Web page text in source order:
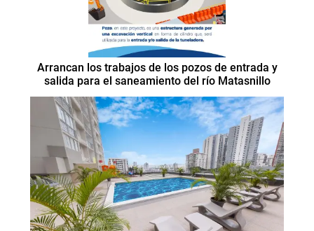
Arrancan los trabajos de los pozos de entrada y
salida para el saneamiento del río Matasnillo